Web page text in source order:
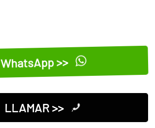
WhatsApp >>
LLAMAR >>